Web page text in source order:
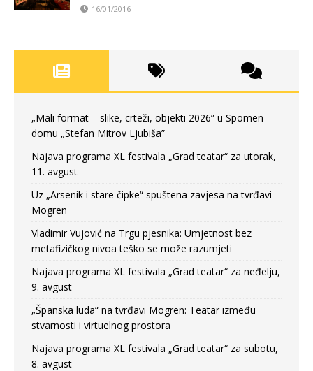
16/01/2016
„Mali format – slike, crteži, objekti 2026” u Spomen-
domu „Stefan Mitrov Ljubiša”
Najava programa XL festivala „Grad teatar“ za utorak,
11. avgust
Uz „Arsenik i stare čipke“ spuštena zavjesa na tvrđavi
Mogren
Vladimir Vujović na Trgu pjesnika: Umjetnost bez
metafizičkog nivoa teško se može razumjeti
Najava programa XL festivala „Grad teatar“ za neđelju,
9. avgust
„Španska luda“ na tvrđavi Mogren: Teatar između
stvarnosti i virtuelnog prostora
Najava programa XL festivala „Grad teatar“ za subotu,
8. avgust